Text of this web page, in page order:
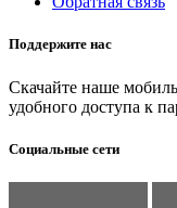
Поддержите нас
Скачайте наше
удобного доступа к
Социальные сети